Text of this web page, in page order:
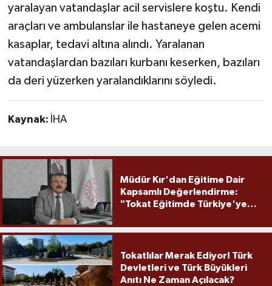
yaralayan vatandaşlar acil servislere koştu. Kendi
araçları ve ambulanslar ile hastaneye gelen acemi
kasaplar, tedavi altına alındı. Yaralanan
vatandaşlardan bazıları kurbanı keserken, bazıları
da deri yüzerken yaralandıklarını söyledi.
Kaynak: İHA
Müdür Kır'dan Eğitime Dair
Kapsamlı Değerlendirme:
"Tokat Eğitimde Türkiye'ye
Tokatlılar Merak Ediyor! Türk
Devletleri ve Türk Büyükleri
Anıtı Ne Zaman Açılacak?